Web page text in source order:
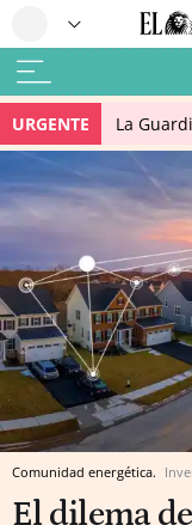
URGENTE La
Comunidad energética.
El dilema